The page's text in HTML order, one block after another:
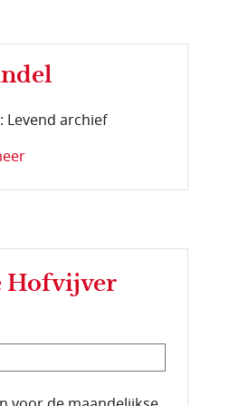
Levend archief
Hofvijver